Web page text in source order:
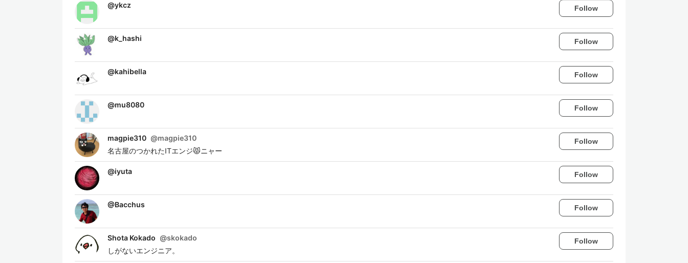
@ykcz Follow
@k_hashi Follow
@kahibella Follow
@mu8080 Follow
magpie310 @magpie310
名古屋のつかれたITエンジ😾ニャー
Follow
@iyuta Follow
@Bacchus Follow
Shota Kokado @skokado
しがないエンジニア。
Follow